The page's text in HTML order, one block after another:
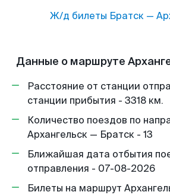
Ж/д билеты Братск —
Данные о маршруте
Расстояние от станции
станции прибытия - 3318 км.
Количество поездов по
Архангельск — Братск - 13
Ближайшая дата отбытия
отправления - 07-08-2026
Билеты на маршрут